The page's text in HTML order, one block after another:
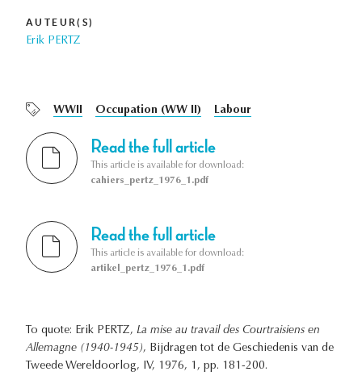
AUTEUR(S)
Erik PERTZ
WWII Occupation (WW II) Labour
Read the full article
This article is available for download:
cahiers_pertz_1976_1.pdf
Read the full article
This article is available for download:
artikel_pertz_1976_1.pdf
To quote: Erik PERTZ, La mise au travail des Courtraisiens en
Allemagne (1940-1945), Bijdragen tot de Geschiedenis van de
Tweede Wereldoorlog, IV, 1976, 1, pp. 181-200.